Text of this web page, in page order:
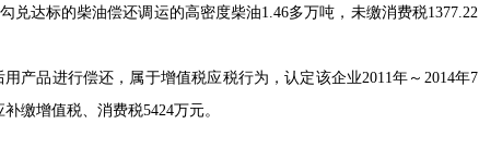
兑达标的柴油偿还调运的高密度柴油1.46多万吨，未缴消费税1377.22
品进行偿还，属于增值税应税行为，认定该企业2011年～2014年7
缴增值税、消费税5424万元。